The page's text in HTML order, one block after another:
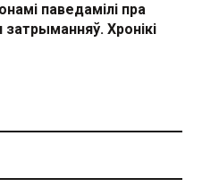
паведамілі пра
затрыманняў. Хронікі